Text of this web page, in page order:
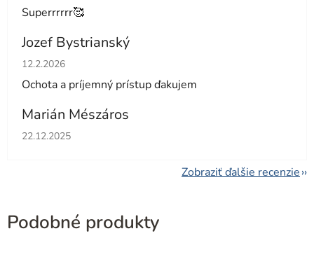
Superrrrrr🥰
Jozef Bystrianský
Hodnotenie obchodu je 5 z 5 hviezdičiek.
12.2.2026
Ochota a príjemný prístup ďakujem
Marián Mészáros
Hodnotenie obchodu je 5 z 5 hviezdičiek.
22.12.2025
Zobraziť ďalšie recenzie
Podobné produkty